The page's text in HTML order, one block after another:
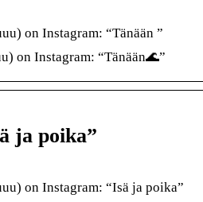
on Instagram: “Tänään ”
on Instagram: “Tänään🌊”
ja poika”
on Instagram: “Isä ja poika”